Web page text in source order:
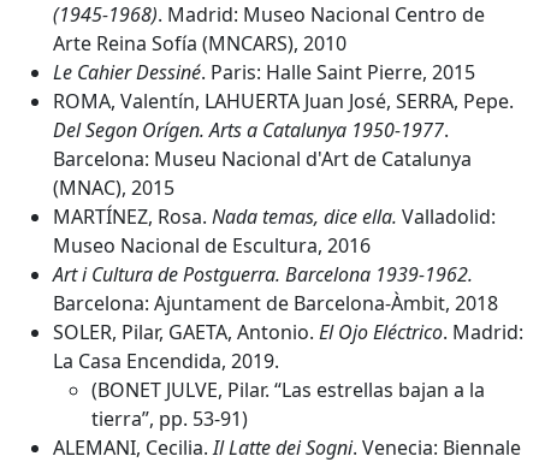
(1945-1968). Madrid: Museo Nacional Centro de
Arte Reina Sofía (MNCARS), 2010
Le Cahier Dessiné. Paris: Halle Saint Pierre, 2015
ROMA, Valentín, LAHUERTA Juan José, SERRA, Pepe.
Del Segon Orígen. Arts a Catalunya 1950-1977.
Barcelona: Museu Nacional d'Art de Catalunya
(MNAC), 2015
MARTÍNEZ, Rosa. Nada temas, dice ella. Valladolid:
Museo Nacional de Escultura, 2016
Art i Cultura de Postguerra. Barcelona 1939-1962.
Barcelona: Ajuntament de Barcelona-Àmbit, 2018
SOLER, Pilar, GAETA, Antonio. El Ojo Eléctrico. Madrid:
La Casa Encendida, 2019.
(BONET JULVE, Pilar. “Las estrellas bajan a la
tierra”, pp. 53-91)
ALEMANI, Cecilia.Il Latte dei Sogni. Venecia: Biennale